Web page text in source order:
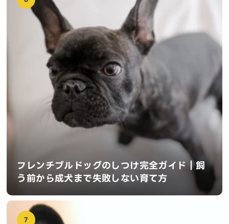
フレンチブルドッグのしつけ完全ガイド｜飼
う前から成犬まで失敗しない育て方
7